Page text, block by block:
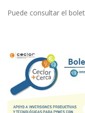
Puede consultar el